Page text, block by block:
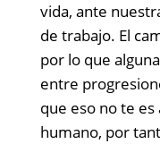
vida, ante
de trabajo. El
por lo que
entre
que eso no te
humano, por